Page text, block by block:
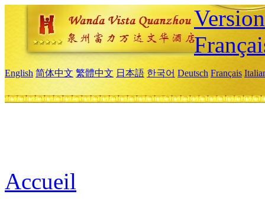
English 简体中文 繁體中文 日本語 한국어 Deutsch Français
Accueil